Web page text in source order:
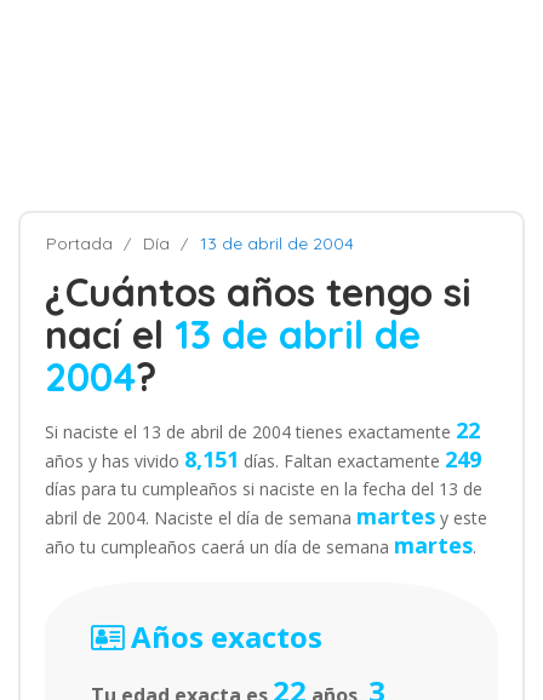
Portada Día 13 de abril de 2004
¿Cuántos años tengo si
nací el 13 de abril de
2004?
Si naciste el 13 de abril de 2004 tienes exactamente 22
años y has vivido 8,151 días. Faltan exactamente 249
días para tu cumpleaños si naciste en la fecha del 13 de
abril de 2004. Naciste el día de semana martes y este
año tu cumpleaños caerá un día de semana martes.
Años exactos
22 3